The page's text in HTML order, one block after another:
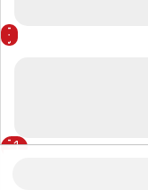
1